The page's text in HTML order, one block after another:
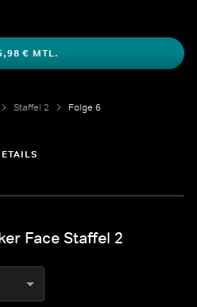
€ MTL.
Staffel 2 Folge 6
Face Staffel 2